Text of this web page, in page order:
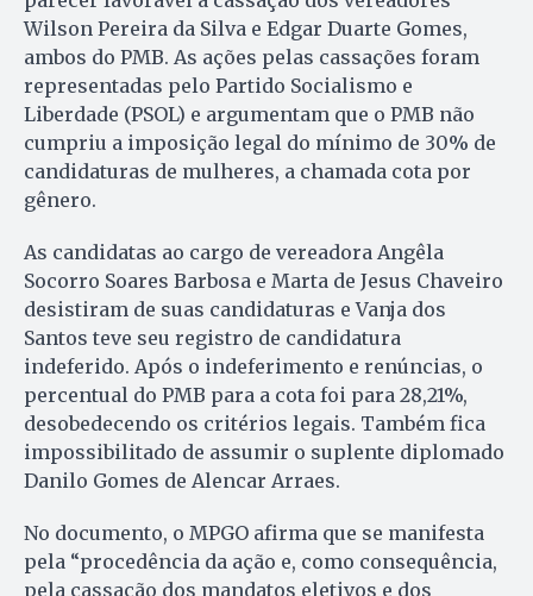
Wilson Pereira da Silva e Edgar Duarte Gomes,
ambos do PMB. As ações pelas cassações foram
representadas pelo Partido Socialismo e
Liberdade (PSOL) e argumentam que o PMB não
cumpriu a imposição legal do mínimo de 30% de
candidaturas de mulheres, a chamada cota por
gênero.
As candidatas ao cargo de vereadora Angêla
Socorro Soares Barbosa e Marta de Jesus Chaveiro
desistiram de suas candidaturas e Vanja dos
Santos teve seu registro de candidatura
indeferido. Após o indeferimento e renúncias, o
percentual do PMB para a cota foi para 28,21%,
desobedecendo os critérios legais. Também fica
impossibilitado de assumir o suplente diplomado
Danilo Gomes de Alencar Arraes.
No documento, o MPGO afirma que se manifesta
pela “procedência da ação e, como consequência,
pela cassação dos mandatos eletivos e dos